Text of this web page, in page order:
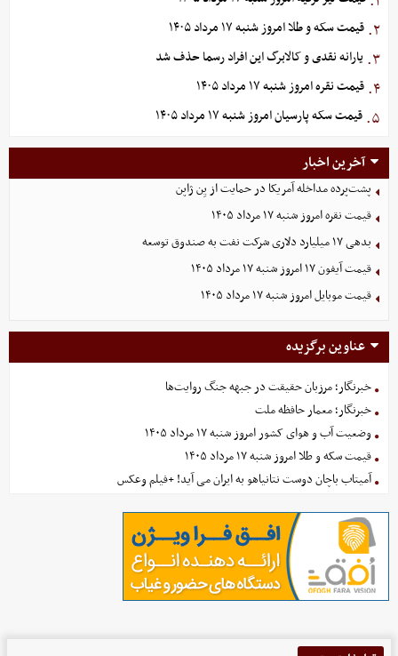
۲. قیمت سکه و طلا امروز شنبه ۱۷ مرداد ۱۴۰۵
۳. یارانه نقدی و کالابرگ این افراد رسما حذف شد
۴. قیمت نقره امروز شنبه ۱۷ مرداد ۱۴۰۵
۵. قیمت سکه پارسیان امروز شنبه ۱۷ مرداد ۱۴۰۵
آخرین اخبار
پشت‌پرده مداخله آمریکا در حمایت از یِن ژاپن
قیمت نقره امروز شنبه ۱۷ مرداد ۱۴۰۵
بدهی ١٧ میلیارد دلاری شرکت نفت به صندوق توسعه
قیمت آیفون ۱۷ امروز شنبه ۱۷ مرداد ۱۴۰۵
قیمت موبایل‌ امروز شنبه ۱۷ مرداد ۱۴۰۵
عناوین برگزیده
خبرنگار؛ مرزبان حقیقت در جبهه جنگ روایت‌ها
خبرنگار؛ معمار حافظه ملت
وضعیت آب و هوای کشور امروز شنبه ۱۷ مرداد ۱۴۰۵
قیمت سکه و طلا امروز شنبه ۱۷ مرداد ۱۴۰۵
آمیتاب باچان دوست نتانیاهو به ایران می آید! +فیلم وعکس